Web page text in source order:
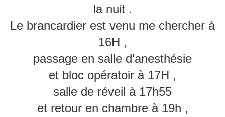
la nuit .
Le brancardier est venu me chercher à
16H ,
passage en salle d'anesthésie
et bloc opératoir à 17H ,
salle de réveil à 17h55
et retour en chambre à 19h ,